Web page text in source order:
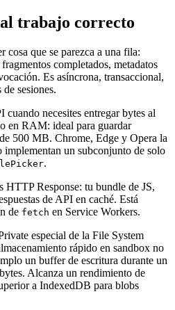
trabajo correcto
que se parezca a una fila:
completados, metadatos
Es asíncrona, transaccional,
sesiones.
necesites entregar bytes al
en RAM: ideal para guardar
500 MB. Chrome, Edge y Opera la
un subconjunto de solo
.
HTTP Response: tu bundle de JS,
de API en caché. Está
de fetch en Service Workers.
especial de la File System
rápido en sandbox no
un buffer de escritura durante un
Alcanza un rendimiento de
a IndexedDB para blobs